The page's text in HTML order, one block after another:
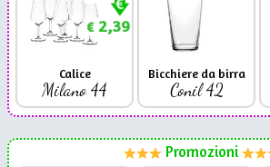
€2,39
Calice
Milano 44
Bicchiere da birra
Conil 42
Promozioni